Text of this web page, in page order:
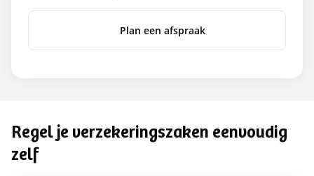
Plan een afspraak
Regel je verzekeringszaken eenvoudig
zelf